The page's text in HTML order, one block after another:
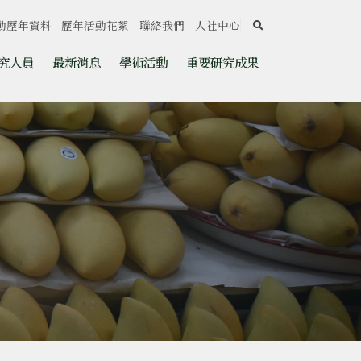
人員 最新消息 學術活動 重要研究成果
歷年資料 歷年活動花絮 聯絡我們 人社中心 search